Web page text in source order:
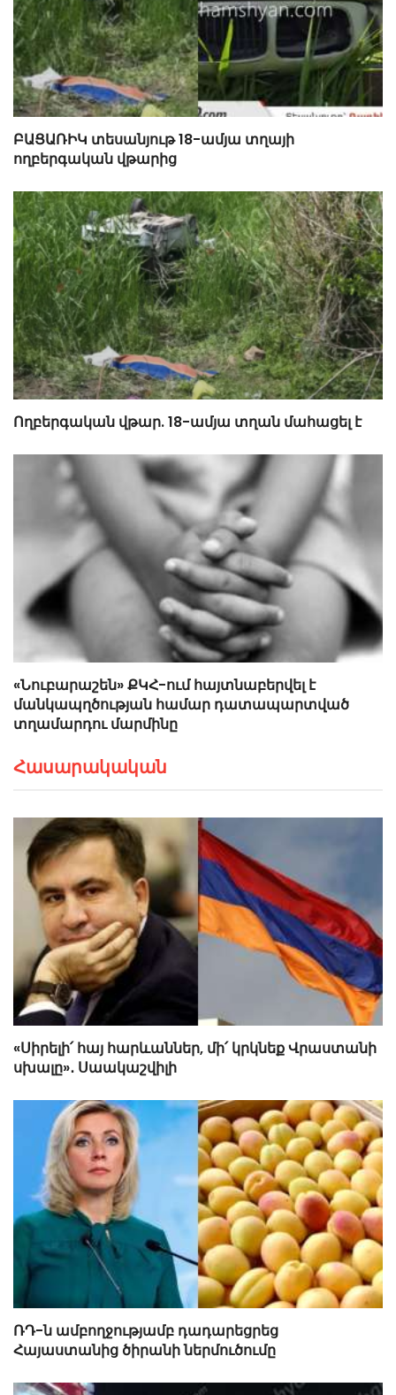
ԲԱՑԱՌԻԿ տեսանյութ 18-ամյա տղայի
ողբերգական վթարից
Ողբերգական վթար. 18-ամյա տղան մահացել է
«Նուբարաշեն» ՔԿՀ-ում հայտնաբերվել է
մանկապղծության համար դատապարտված
տղամարդու մարմինը
Հասարակական
«Սիրելի՛ հայ հարևաններ, մի՛ կրկնեք Վրաստանի
սխալը»․ Սաակաշվիլի
ՌԴ-ն ամբողջությամբ դադարեցրեց
Հայաստանից ծիրանի ներմուծումը